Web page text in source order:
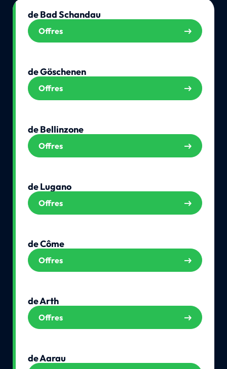
de Bad Schandau
Offres
de Göschenen
Offres
de Bellinzone
Offres
de Lugano
Offres
de Côme
Offres
de Arth
Offres
de Aarau